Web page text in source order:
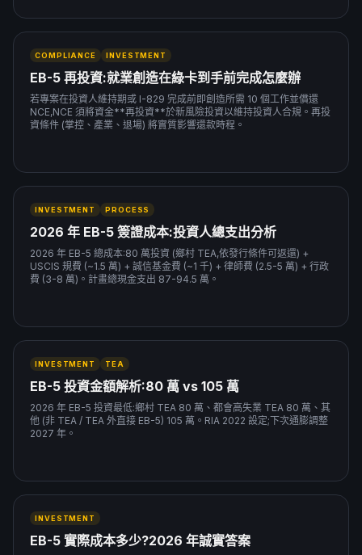
COMPLIANCE INVESTMENT
EB-5 再投資:就業創造在綠卡到手前完成怎麼辦
若專案在投資人維持期或 I-829 完成前即創造所需 10 個工作並償還
NCE,NCE 須將資金**再投資**於新風險投資以維持投資人合規。再投
資條件 (掌控、產業、退場) 將實質影響還款時程。
INVESTMENT PROCESS
2026 年 EB-5 簽證成本:投資人總支出分析
2026 年 EB-5 總成本:80 萬投資 (鄉村 TEA,依發行條件可返還) +
USCIS 規費 (~1.5 萬) + 誠信基金費 (~1 千) + 律師費 (2.5-5 萬) + 行政
費 (3-8 萬)。計畫總現金支出 87-94.5 萬。
INVESTMENT TEA
EB-5 投資金額解析:80 萬 vs 105 萬
2026 年 EB-5 投資最低:鄉村 TEA 80 萬、都會高失業 TEA 80 萬、其
他 (非 TEA / TEA 外直接 EB-5) 105 萬。RIA 2022 設定;下次通膨調整
2027 年。
INVESTMENT
EB-5 實際成本多少?2026 年誠實答案